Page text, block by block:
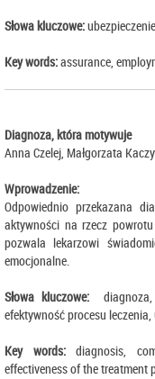
Słowa kluczowe:
Key words:assurance,
Diagnoza, która motywuje
Anna Czelej, Małgorzata
Wprowadzenie:
Odpowiednio przekazana
aktywności na rzecz
pozwala lekarzowi
emocjonalne.
Słowa kluczowe: diagnoza,
efektywność procesu
Key words:diagnosis,
effectiveness of the treatment